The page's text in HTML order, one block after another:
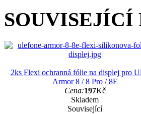
SOUVISEJÍCÍ
2ks Flexi ochranná fólie na displej pro
Armor 8 / 8 Pro / 8E
Cena:197Kč
Skladem
Související